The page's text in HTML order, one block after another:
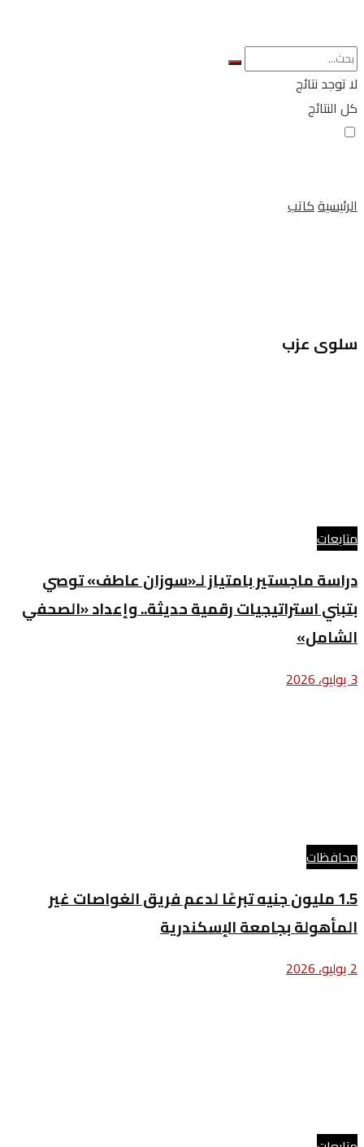
لا توجد نتائج
كل النتائج
الرئيسيةكاتب
سلوى عزب
متابعات
دراسة ماجستير بامتياز لـ«سوزان عاطف» توصي
بتبني استراتيجيات رقمية حديثة.. وإعداد «الصحفي
الشامل»
3 يوليو، 2026
محافظات
1.5 مليون جنيه تبرعًا لدعم فريق الغواصات غير
المأهولة بجامعة الإسكندرية
2 يوليو، 2026